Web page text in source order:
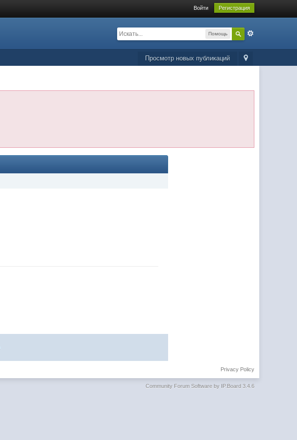
Войти Регистрация
Помощь
Просмотр новых публикаций
Privacy Policy
Community Forum Software by IP.Board 3.4.6